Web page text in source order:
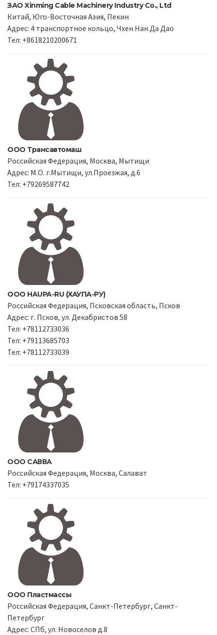
ЗАО Xinming Cable Machinery Industry Co., Ltd
Китай, Юго-Восточная Азия, Пекин
Адрес: 4 транспортное кольцо, Чхен Нан Да Дао
Тел: +8618210200671
ООО Трансавтомаш
Российская Федерация, Москва, Мытищи
Адрес: М.О. г.Мытищи, ул.Проезжая, д.6
Тел: +79269587742
ООО HAUPA-RU (ХАУПА-РУ)
Российская Федерация, Псковская область, Псков
Адрес: г. Псков, ул. Декабристов 58
Тел: +78112733036
Тел: +79113685703
Тел: +78112733039
ООО САВВА
Российская Федерация, Москва, Салават
Тел: +79174337035
ООО Пластмассы
Российская Федерация, Санкт-Петербург, Санкт-
Петербург
Адрес: СПб, ул. Новоселов д.8